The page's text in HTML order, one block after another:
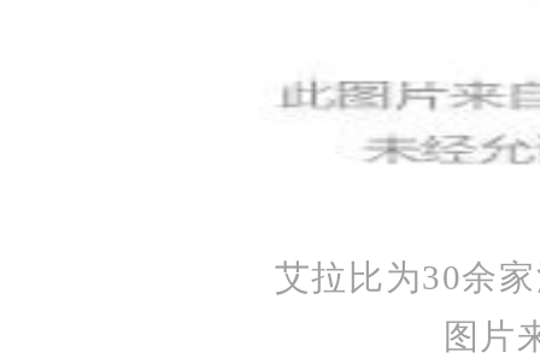
艾拉比为30余
图片